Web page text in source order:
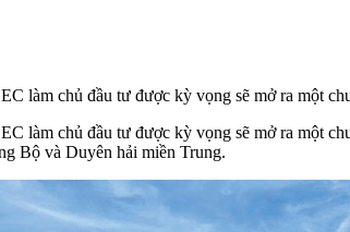
làm chủ đầu tư được kỳ vọng sẽ mở ra một
làm chủ đầu tư được kỳ vọng sẽ mở ra một
Bộ và Duyên hải miền Trung.